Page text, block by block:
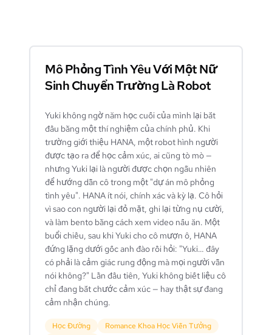
Mô Phỏng Tình Yêu Với Một Nữ
Sinh Chuyển Trường Là Robot
Yuki không ngờ năm học cuối của mình lại bắt
đầu bằng một thí nghiệm của chính phủ. Khi
trường giới thiệu HANA, một robot hình người
được tạo ra để học cảm xúc, ai cũng tò mò —
nhưng Yuki lại là người được chọn ngẫu nhiên
để hướng dẫn cô trong một "dự án mô phỏng
tình yêu". HANA ít nói, chính xác và kỳ lạ. Cô hỏi
vì sao con người lại đỏ mặt, ghi lại từng nụ cười,
và làm bento bằng cách xem video nấu ăn. Một
buổi chiều, sau khi Yuki cho cô mượn ô, HANA
đứng lặng dưới gốc anh đào rồi hỏi: "Yuki… đây
có phải là cảm giác rung động mà mọi người vẫn
nói không?" Lần đầu tiên, Yuki không biết liệu cô
chỉ đang bắt chước cảm xúc — hay thật sự đang
cảm nhận chúng.
Học Đường
Romance Khoa Học Viễn Tưởng